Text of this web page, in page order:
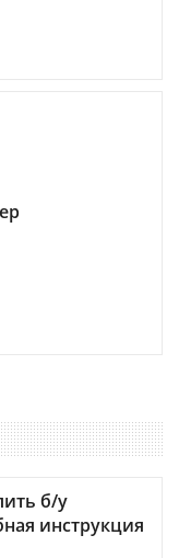
б/у
инструкция